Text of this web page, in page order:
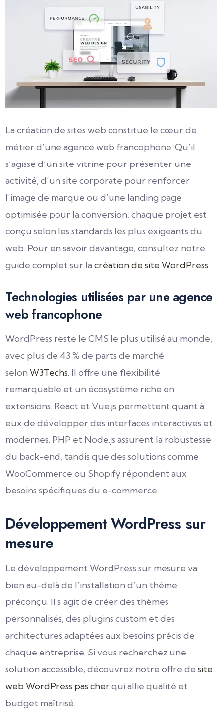
La création de sites web constitue le cœur de
métier d’une agence web francophone. Qu’il
s’agisse d’un site vitrine pour présenter une
activité, d’un site corporate pour renforcer
l’image de marque ou d’une landing page
optimisée pour la conversion, chaque projet est
conçu selon les standards les plus exigeants du
web. Pour en savoir davantage, consultez notre
guide complet sur la création de site WordPress.
Technologies utilisées par une agence
web francophone
WordPress reste le CMS le plus utilisé au monde,
avec plus de 43 % de parts de marché
selon W3Techs. Il offre une flexibilité
remarquable et un écosystème riche en
extensions. React et Vue.js permettent quant à
eux de développer des interfaces interactives et
modernes. PHP et Node.js assurent la robustesse
du back-end, tandis que des solutions comme
WooCommerce ou Shopify répondent aux
besoins spécifiques du e-commerce.
Développement WordPress sur
mesure
Le développement WordPress sur mesure va
bien au-delà de l’installation d’un thème
préconçu. Il s’agit de créer des thèmes
personnalisés, des plugins custom et des
architectures adaptées aux besoins précis de
chaque entreprise. Si vous recherchez une
solution accessible, découvrez notre offre de site
web WordPress pas cherqui allie qualité et
budget maîtrisé.